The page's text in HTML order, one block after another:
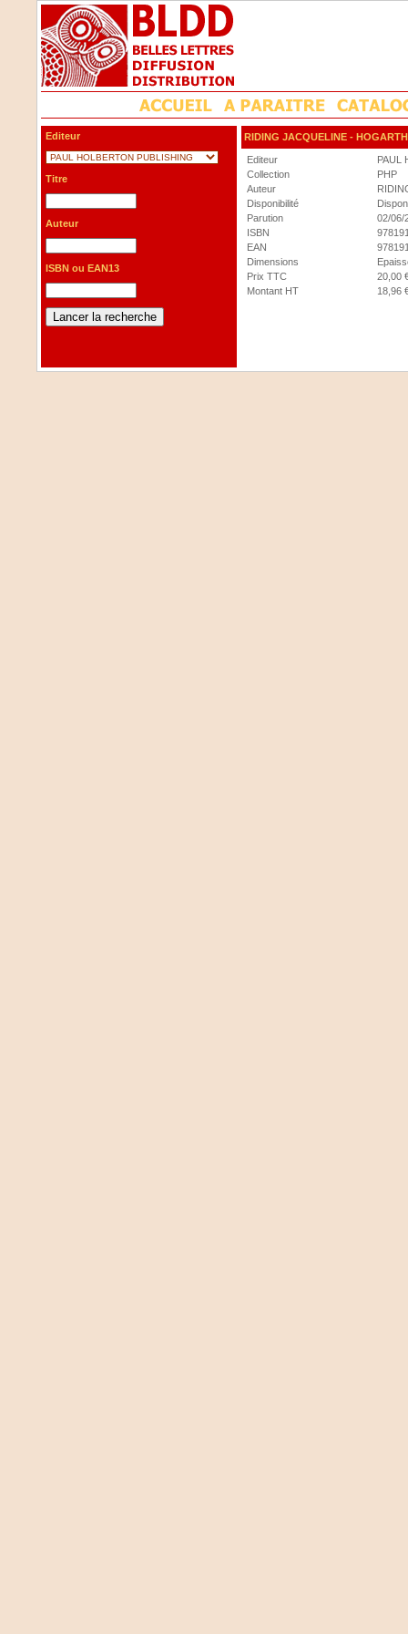
Editeur
Titre
Auteur
ISBN ou EAN13
RIDING JACQUELINE -
Editeur
PAUL
Collection
PHP
Auteur
Disponibilité
Parution
02/06/
ISBN
EAN
Dimensions
Prix TTC
20,00
Montant HT
18,96